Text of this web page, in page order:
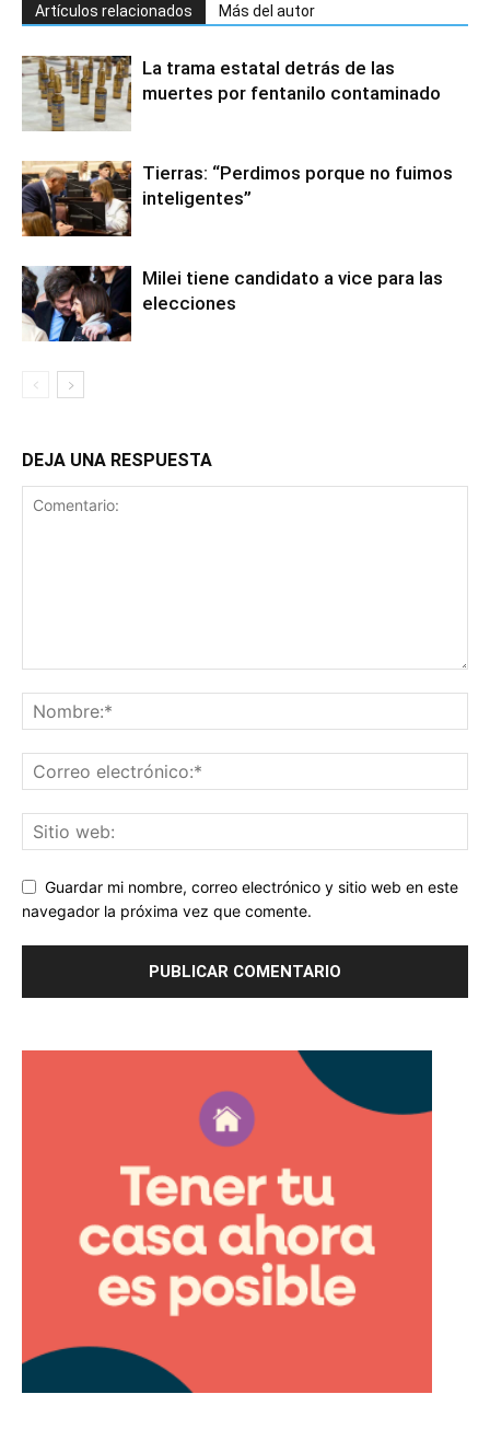
Artículos relacionados Más del autor
La trama estatal detrás de las
muertes por fentanilo contaminado
Tierras: “Perdimos porque no fuimos
inteligentes”
Milei tiene candidato a vice para las
elecciones
DEJA UNA RESPUESTA
Guardar mi nombre, correo electrónico y sitio web en este
navegador la próxima vez que comente.